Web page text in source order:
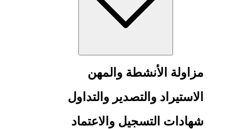
مزاولة الأنشطة والمهن
الاستيراد والتصدير والتداول
شهادات التسجيل والاعتماد